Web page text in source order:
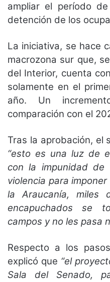
ampliar el período
detención de los
La iniciativa, se hace
macrozona sur que,
del Interior, cuenta
solamente en el
año. Un
comparación con el
Tras la aprobación, el
“esto es una luz de
con la impunidad de
violencia para
la Araucanía, miles
encapuchados se
campos y no les pasa
Respecto a los
explicó que “el
Sala del Senado,